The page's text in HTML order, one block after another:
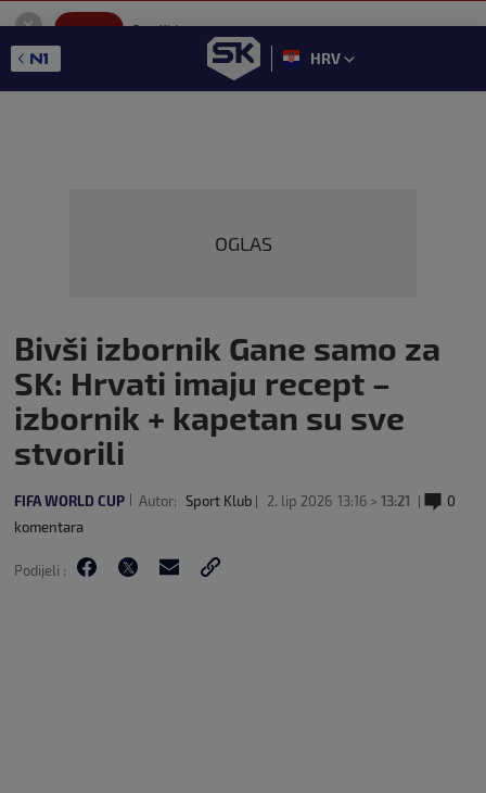
SportKlub
GET - On the Google Play
HRV
OGLAS
Bivši izbornik Gane samo za
SK: Hrvati imaju recept –
izbornik + kapetan su sve
stvorili
FIFA WORLD CUP Autor: Sport Klub 2. lip 2026 13:16 > 13:21
0
komentara
Podijeli :